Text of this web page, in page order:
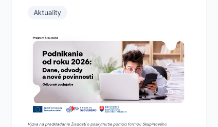
Aktuality
Výzva na predkladanie Žiadostí o poskytnutie pomoci formou Skupinového